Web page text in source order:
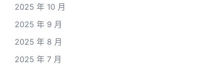
2025 年 10 月
2025 年 9 月
2025 年 8 月
2025 年 7 月